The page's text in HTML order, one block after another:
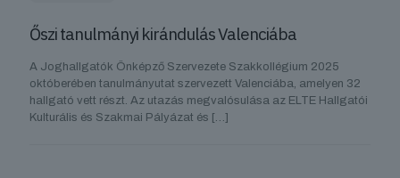
Őszi tanulmányi kirándulás Valenciába
A Joghallgatók Önképző Szervezete Szakkollégium 2025
októberében tanulmányutat szervezett Valenciába, amelyen 32
hallgató vett részt. Az utazás megvalósulása az ELTE Hallgatói
Kulturális és Szakmai Pályázat és […]